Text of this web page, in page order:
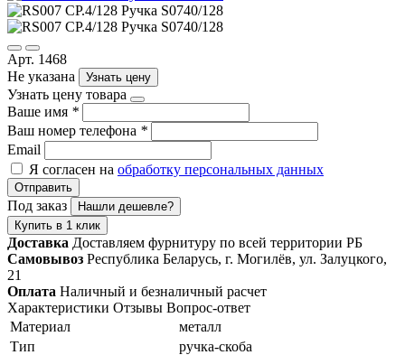
Арт. 1468
Не указана
Узнать цену
Узнать цену товара
Ваше имя *
Ваш номер телефона *
Email
Я согласен на обработку персональных данных
Отправить
Под заказ
Нашли дешевле?
Купить в 1 клик
Доставка Доставляем фурнитуру по всей территории РБ
Самовывоз Республика Беларусь, г. Могилёв, ул. Залуцкого,
21
Оплата Наличный и безналичный расчет
Характеристики Отзывы Вопрос-ответ
Материал
металл
Тип
ручка-скоба